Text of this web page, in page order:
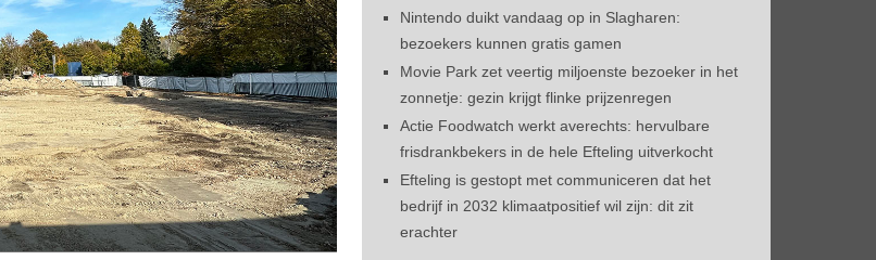
Nintendo duikt vandaag op in Slagharen:
bezoekers kunnen gratis gamen
Movie Park zet veertig miljoenste bezoeker in het
zonnetje: gezin krijgt flinke prijzenregen
Actie Foodwatch werkt averechts: hervulbare
frisdrankbekers in de hele Efteling uitverkocht
Efteling is gestopt met communiceren dat het
bedrijf in 2032 klimaatpositief wil zijn: dit zit
erachter